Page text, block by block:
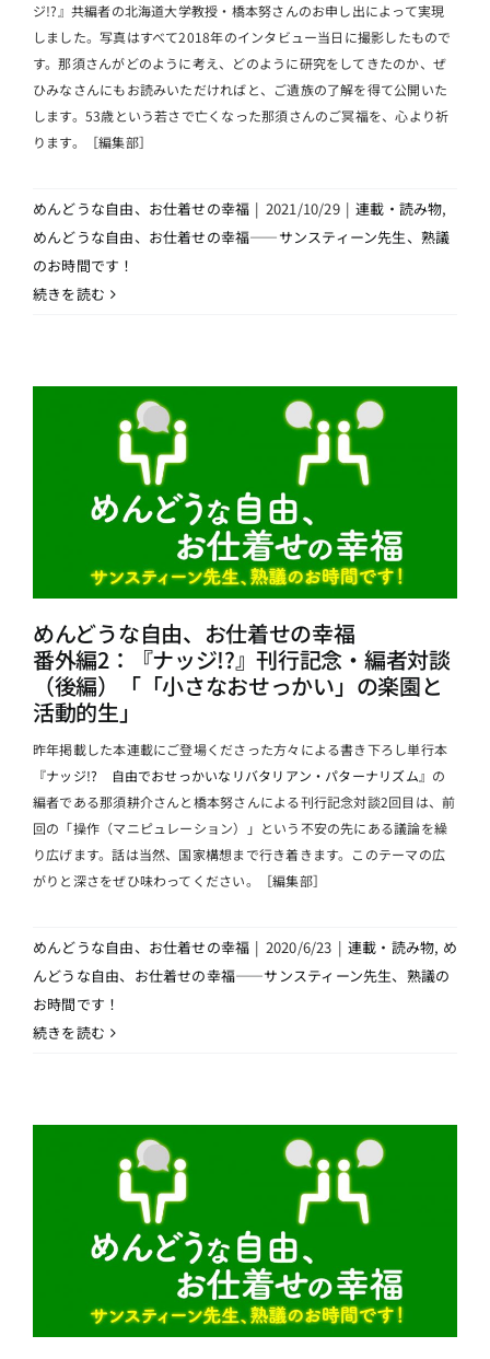
ジ!?』共編者の北海道大学教授・橋本努さんのお申し出によって実現
しました。写真はすべて2018年のインタビュー当日に撮影したもので
す。那須さんがどのように考え、どのように研究をしてきたのか、ぜ
ひみなさんにもお読みいただければと、ご遺族の了解を得て公開いた
します。53歳という若さで亡くなった那須さんのご冥福を、心より祈
ります。［編集部］
めんどうな自由、お仕着せの幸福 | 2021/10/29 | 連載・読み物,
めんどうな自由、お仕着せの幸福――サンスティーン先生、熟議
のお時間です！
続きを読む
めんどうな自由、お仕着せの幸福
番外編2：『ナッジ!?』刊行記念・編者対談
（後編）「「小さなおせっかい」の楽園と
活動的生」
昨年掲載した本連載にご登場くださった方々による書き下ろし単行本
『ナッジ!? 自由でおせっかいなリバタリアン・パターナリズム』 の
編者である那須耕介さんと橋本努さんによる刊行記念対談2回目は、前
回の「操作（マニピュレーション）」という不安の先にある議論を繰
り広げます。話は当然、国家構想まで行き着きます。このテーマの広
がりと深さをぜひ味わってください。［編集部］
めんどうな自由、お仕着せの幸福 | 2020/6/23 | 連載・読み物, め
んどうな自由、お仕着せの幸福――サンスティーン先生、熟議の
お時間です！
続きを読む